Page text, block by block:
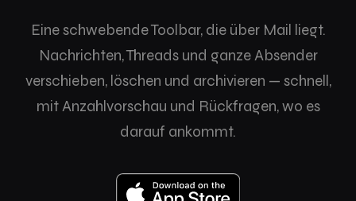
Eine schwebende Toolbar, die über Mail liegt.
Nachrichten, Threads und ganze Absender
verschieben, löschen und archivieren — schnell,
mit Anzahlvorschau und Rückfragen, wo es
darauf ankommt.